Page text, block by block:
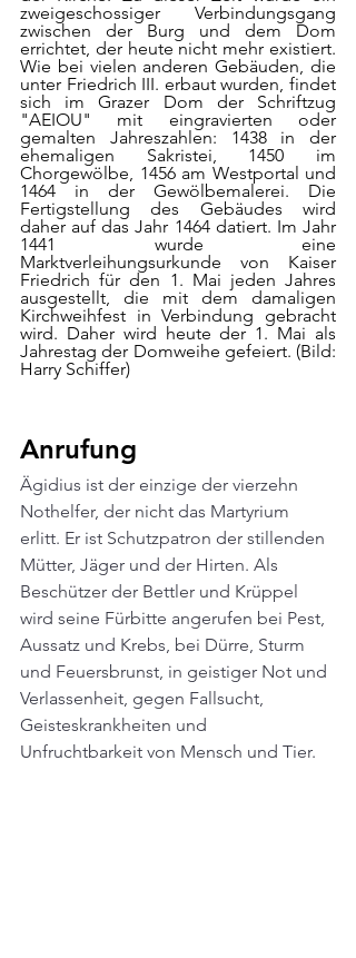
zweigeschossiger Verbindungsgang
zwischen der Burg und dem Dom
errichtet, der heute nicht mehr existiert.
Wie bei vielen anderen Gebäuden, die
unter Friedrich III. erbaut wurden, findet
sich im Grazer Dom der Schriftzug
"AEIOU" mit eingravierten oder
gemalten Jahreszahlen: 1438 in der
ehemaligen Sakristei, 1450 im
Chorgewölbe, 1456 am Westportal und
1464 in der Gewölbemalerei. Die
Fertigstellung des Gebäudes wird
daher auf das Jahr 1464 datiert. Im Jahr
1441 wurde eine
Marktverleihungsurkunde von Kaiser
Friedrich für den 1. Mai jeden Jahres
ausgestellt, die mit dem damaligen
Kirchweihfest in Verbindung gebracht
wird. Daher wird heute der 1. Mai als
Jahrestag der Domweihe gefeiert. (Bild:
Harry Schiffer)
Anrufung
Ägidius ist der einzige der vierzehn
Nothelfer, der nicht das Martyrium
erlitt. Er ist Schutzpatron der stillenden
Mütter, Jäger und der Hirten. Als
Beschützer der Bettler und Krüppel
wird seine Fürbitte angerufen bei Pest,
Aussatz und Krebs, bei Dürre, Sturm
und Feuersbrunst, in geistiger Not und
Verlassenheit, gegen Fallsucht,
Geisteskrankheiten und
Unfruchtbarkeit von Mensch und Tier.